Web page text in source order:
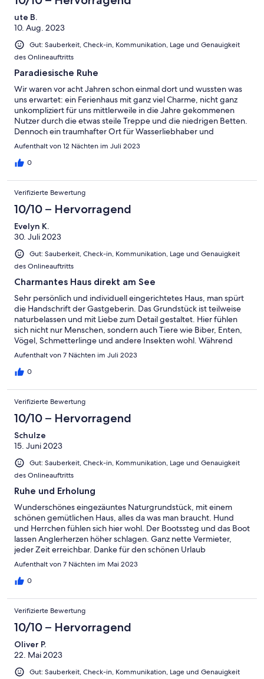
ute B.
10. Aug. 2023
Gut: Sauberkeit, Check-in, Kommunikation, Lage und Genauigkeit
des Onlineauftritts
Paradiesische Ruhe
Wir waren vor acht Jahren schon einmal dort und wussten was
uns erwartet: ein Ferienhaus mit ganz viel Charme, nicht ganz
unkompliziert für uns mittlerweile in die Jahre gekommenen
Nutzer durch die etwas steile Treppe und die niedrigen Betten.
Dennoch ein traumhafter Ort für Wasserliebhaber und
besonders Hundebesitzer. Das Grundstück ist eingezäunt, für
Gassi -Runden sind direkt vom Haus aus möglich. Zumindest
zeigten sich als sehr hundefreundlich. Für Selbstversorger ist
alles vorhanden, von Alufolie über Gefrierfächer und Toaster bis
Servietten. An kühleren Tagen hilft der Kamin...ein Traum. Wir
kommen gerne wieder!
Aufenthalt von 12 Nächten im Juli 2023
0
Verifizierte Bewertung
10/10 – Hervorragend
Evelyn K.
30. Juli 2023
Gut: Sauberkeit, Check-in, Kommunikation, Lage und Genauigkeit
des Onlineauftritts
Charmantes Haus direkt am See
Sehr persönlich und individuell eingerichtetes Haus, man spürt
die Handschrift der Gastgeberin. Das Grundstück ist teilweise
naturbelassen und mit Liebe zum Detail gestaltet. Hier fühlen
sich nicht nur Menschen, sondern auch Tiere wie Biber, Enten,
Vögel, Schmetterlinge und andere Insekten wohl. Während
man den Blick auf einige Nachbargrundstücke mit kurz
Stück Paradies zu finden. Das Haus hat alles an
Fernseher und ein Klavier. Die Schlafzimmer sind mit
Futonmatrazen ausgestattet. Wer es bequemer oder weicher
mag, sollte eine weiche Unterlage mitbringen. Alles in allem ein
Urlaub zum Abschalten, baden, Tiere beobachten und
entspannen.
Aufenthalt von 7 Nächten im Juli 2023
0
Verifizierte Bewertung
10/10 – Hervorragend
Schulze
15. Juni 2023
Gut: Sauberkeit, Check-in, Kommunikation, Lage und Genauigkeit
des Onlineauftritts
Ruhe und Erholung
Wunderschönes eingezäuntes Naturgrundstück, mit einem
schönen gemütlichen Haus, alles da was man braucht. Hund
und Herrchen fühlen sich hier wohl. Der Bootssteg und das Boot
lassen Anglerherzen höher schlagen. Ganz nette Vermieter,
jeder Zeit erreichbar. Danke für den schönen Urlaub
Aufenthalt von 7 Nächten im Mai 2023
0
Verifizierte Bewertung
10/10 – Hervorragend
Oliver P.
22. Mai 2023
Gut: Sauberkeit, Check-in, Kommunikation, Lage und Genauigkeit